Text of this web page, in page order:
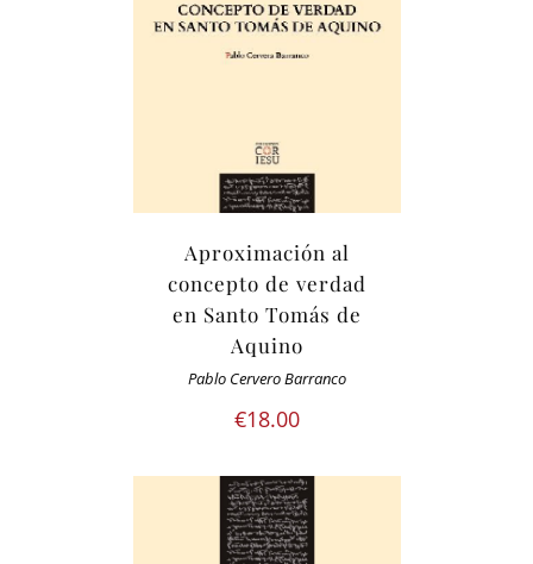
Aproximación al
concepto de verdad
en Santo Tomás de
Aquino
Pablo Cervero Barranco
€18.00